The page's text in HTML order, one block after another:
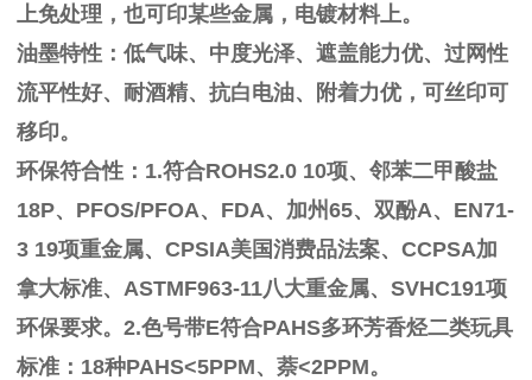
上免处理，也可印某些金属，电镀材料上。
油墨特性：低气味、中度光泽、遮盖能力优、过网性
流平性好、耐酒精、抗白电油、附着力优，可丝印可
移印。
环保符合性： 1.符合ROHS2.0 10项、邻苯二甲酸盐
18P、PFOS/PFOA、FDA、加州65、双酚A、EN71-
3 19项重金属、CPSIA美国消费品法案、CCPSA加
拿大标准、ASTMF963-11八大重金属、SVHC191项
环保要求。2.色号带E符合PAHS多环芳香烃二类玩具
标准：18种PAHS<5PPM、萘<2PPM。